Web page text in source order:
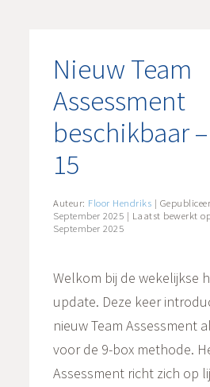
Nieuw Team
Assessment
beschikbaar
15
Auteur: Floor Hendriks |
September 2025 | Laatst bewerkt
September 2025
Welkom bij de wekelijkse
update. Deze keer
nieuw Team Assessment
voor de 9-box methode.
Assessment richt zich op